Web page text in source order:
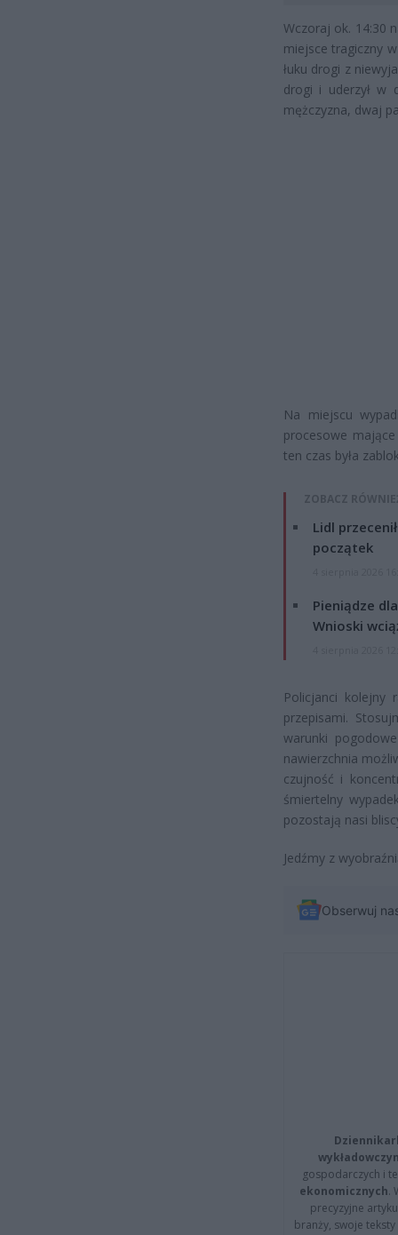
Wczoraj ok. 14:30
miejsce tragiczny
łuku drogi z
drogi i uderzył w
mężczyzna, dwaj
Na miejscu
procesowe
ten czas była
ZOBACZ
Lidl
początek
Pieniądze
Wnioski
Policjanci kolejny
przepisami.
warunki
nawierzchnia
czujność i
śmiertelny
pozostają nasi
Jedźmy z
Obserwuj
gospodarczych i
ekonomicznych.
precyzyjne
branży, swoje